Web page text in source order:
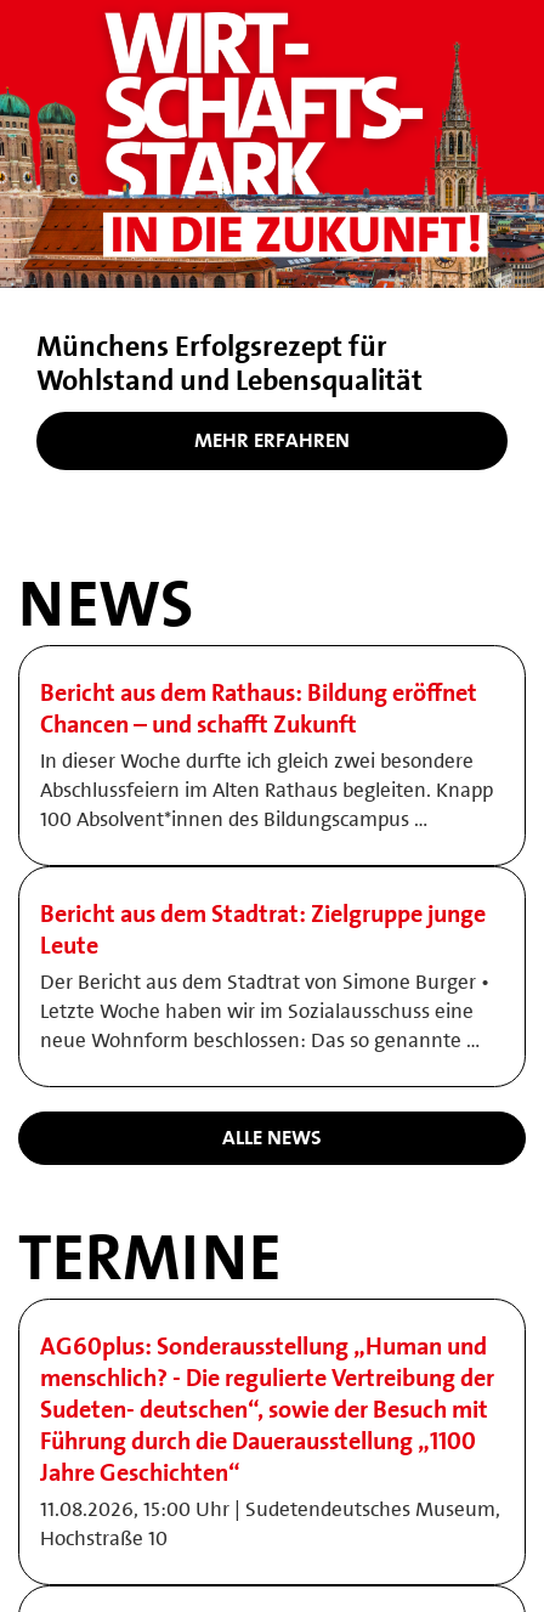
Münchens Erfolgsrezept für
Wohlstand und Lebensqualität
MEHR ERFAHREN
NEWS
Bericht aus dem Rathaus: Bildung eröffnet
Chancen – und schafft Zukunft
In dieser Woche durfte ich gleich zwei besondere
Abschlussfeiern im Alten Rathaus begleiten. Knapp
100 Absolvent*innen des Bildungscampus …
Bericht aus dem Stadtrat: Zielgruppe junge
Leute
Der Bericht aus dem Stadtrat von Simone Burger •
Letzte Woche haben wir im Sozialausschuss eine
neue Wohnform beschlossen: Das so genannte …
ALLE NEWS
TERMINE
AG60plus: Sonderausstellung „Human und
menschlich? - Die regulierte Vertreibung der
Sudeten- deutschen“, sowie der Besuch mit
Führung durch die Dauerausstellung „1100
Jahre Geschichten“
11.08.2026, 15:00 Uhr | Sudetendeutsches Museum,
Hochstraße 10